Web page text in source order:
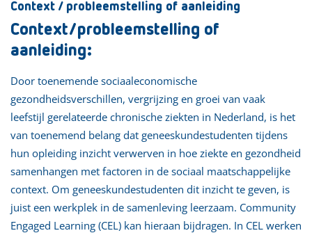
Context / probleemstelling of aanleiding
Context/probleemstelling of
aanleiding:
Door toenemende sociaaleconomische
gezondheidsverschillen, vergrijzing en groei van vaak
leefstijl gerelateerde chronische ziekten in Nederland, is het
van toenemend belang dat geneeskundestudenten tijdens
hun opleiding inzicht verwerven in hoe ziekte en gezondheid
samenhangen met factoren in de sociaal maatschappelijke
context. Om geneeskundestudenten dit inzicht te geven, is
juist een werkplek in de samenleving leerzaam. Community
Engaged Learning (CEL) kan hieraan bijdragen. In CEL werken